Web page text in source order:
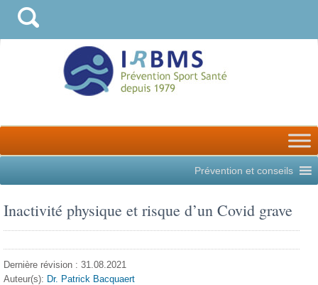
Prévention et conseils
Inactivité physique et risque d’un Covid grave
Dernière révision : 31.08.2021
Auteur(s): Dr. Patrick Bacquaert